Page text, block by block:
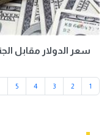
1
2
3
4
5